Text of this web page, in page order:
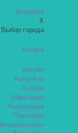
Шардара
X
Выбор города
Астана
Актобе
Алма-Ата
Астана
Караганда
Кызылорда
Павлодар
Петропавловск